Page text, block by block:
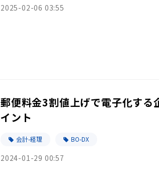
2025-02-06 03:55
郵便料金3割値上げで電子化す
イント
会計-経理 BO-DX
2024-01-29 00:57